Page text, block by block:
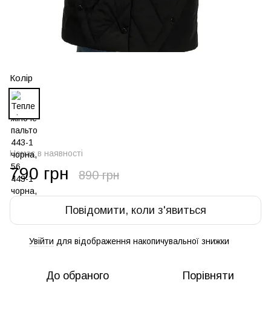
Колір
Немає в наявності
790 грн 890 грн
Повідомити, коли з'явиться
Увійти для відображення накопичувальної знижки
До обраного Порівняти